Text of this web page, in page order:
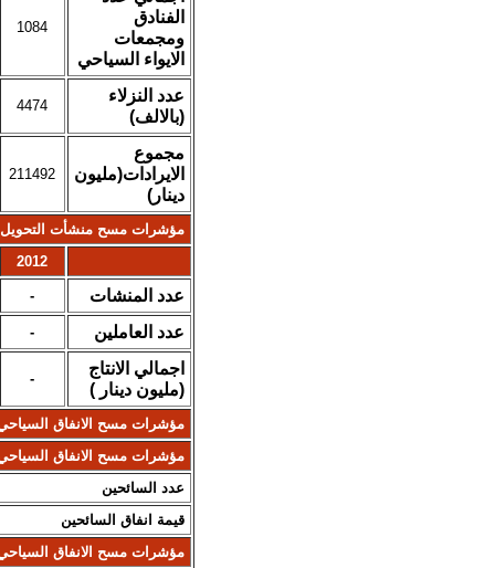
الفنادق
ومجمعات
الايواء السياحي
1084
عدد النزلاء
(بالالف)
4474
مجموع
الايرادات(مليون
دينار)
211492
مؤشرات مسح منشأت التحويل
2012
عدد المنشات -
عدد العاملين -
اجمالي الانتاج
(مليون دينار )
-
مؤشرات مسح الانفاق
مؤشرات مسح الانفاق السياحي
عدد السائحين
قيمة انفاق السائحين
مؤشرات مسح الانفاق السياحي